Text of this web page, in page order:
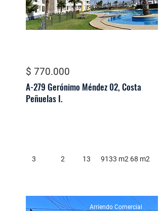
$ 770.000
A-279 Gerónimo Méndez 02, Costa
Peñuelas I.
3 2 13 9133 m2 68 m2
Arriendo Comercial